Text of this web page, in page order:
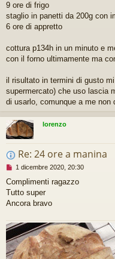
9 ore di frigo
staglio in panetti da 200g con
6 ore di appretto
cottura p134h in un minuto e
con il forno ultimamente ma
il risultato in termini di gusto
supermercato) che uso lascia
di usarlo, comunque a me
lorenzo
Re: 24 ore a manina
M
s
s
a
i
o
d
a
1 dicembre 2020, 20:30
Complimenti ragazzo
Tutto super
Ancora bravo